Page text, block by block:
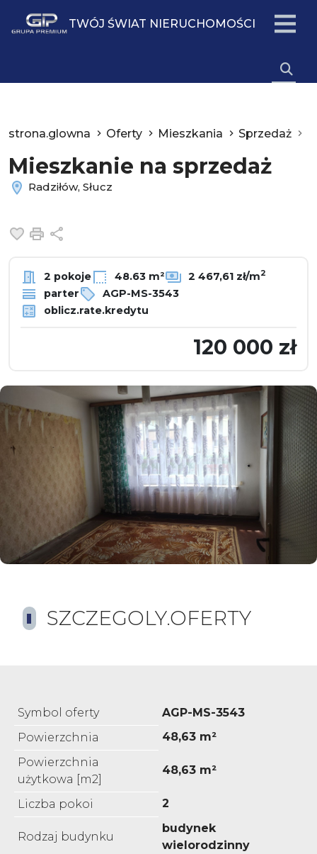
TWÓJ ŚWIAT NIERUCHOMOŚCI
strona.glowna Oferty Mieszkania Sprzedaż
Mieszkanie na sprzedaż
Radziłów, Słucz
Dodaj do ulubionych
Drukuj
2 pokoje 48.63 m² 2 467,61 zł/m2
parter
AGP-MS-3543
oblicz.rate.kredytu
120 000 zł
SZCZEGOLY.OFERTY
Symbol oferty
AGP-MS-3543
Powierzchnia
48,63 m²
Powierzchnia
użytkowa [m2]
48,63 m²
Liczba pokoi 2
Rodzaj budynku
budynek
wielorodzinny